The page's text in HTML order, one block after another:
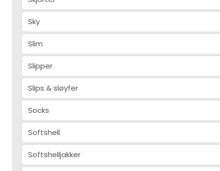
Sky
Slim
Slipper
Slips & sløyfer
Socks
Softshell
Softshelljakker